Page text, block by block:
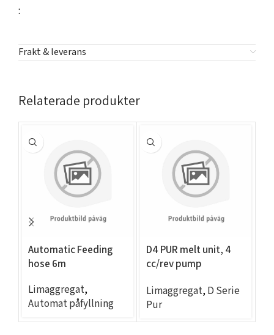
:
Frakt & leverans
Relaterade produkter
Automatic Feeding
hose 6m
Limaggregat,
Automat påfyllning
D4 PUR melt unit, 4
cc/rev pump
Ni 120)
Limaggregat, D Serie
Pur